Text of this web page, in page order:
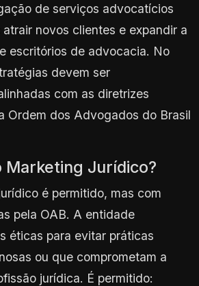
de serviços advocatícios
novos clientes e expandir a
escritórios de advocacia. No
devem ser
com as diretrizes
Ordem dos Advogados do Brasil
Marketing Jurídico?
é permitido, mas com
pela OAB. A entidade
éticas para evitar práticas
ou que comprometam a
jurídica. É permitido: